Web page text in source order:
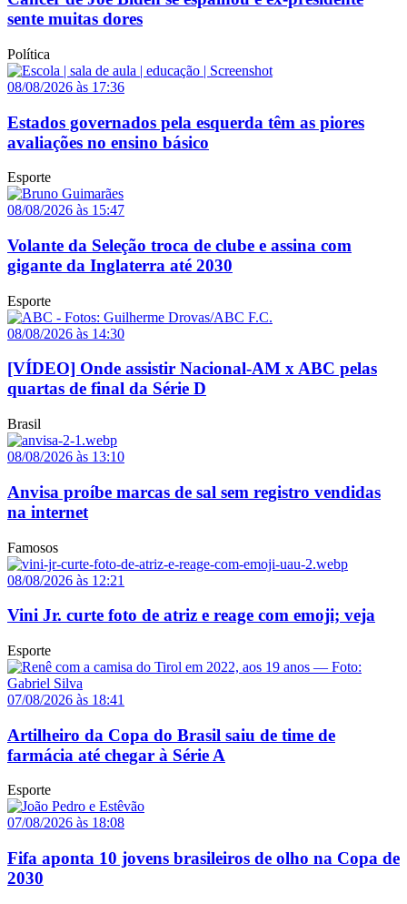
sente muitas dores
Política
08/08/2026 às 17:36
Estados governados pela esquerda têm as piores
avaliações no ensino básico
Esporte
08/08/2026 às 15:47
Volante da Seleção troca de clube e assina com
gigante da Inglaterra até 2030
Esporte
08/08/2026 às 14:30
[VÍDEO] Onde assistir Nacional-AM x ABC pelas
quartas de final da Série D
Brasil
08/08/2026 às 13:10
Anvisa proíbe marcas de sal sem registro vendidas
na internet
Famosos
08/08/2026 às 12:21
Vini Jr. curte foto de atriz e reage com emoji; veja
Esporte
07/08/2026 às 18:41
Artilheiro da Copa do Brasil saiu de time de
farmácia até chegar à Série A
Esporte
07/08/2026 às 18:08
Fifa aponta 10 jovens brasileiros de olho na Copa de
2030